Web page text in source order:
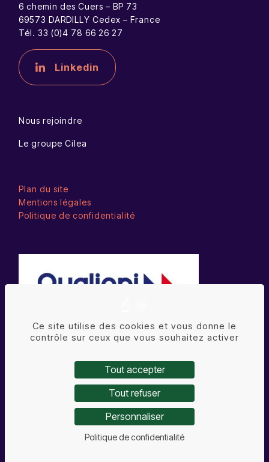
6 chemin des Cuers – BP 73
69573 DARDILLY Cedex – France
Tél. 33 (0)4 78 66 26 27
Linkedin
Nous rejoindre
Le groupe Cilea
Plan du site
Mentions légales
Politique de confidentialité
La certification qualité a été délivrée au titre de la
catégorie d’action suivante : ACTIONS DE
© ALix&Co – 2025 – Création du site :
Ce site utilise des cookies et vous donne le
contrôle sur ceux que vous souhaitez activer
Tout accepter
Tout refuser
Personnaliser
Politique de confidentialité